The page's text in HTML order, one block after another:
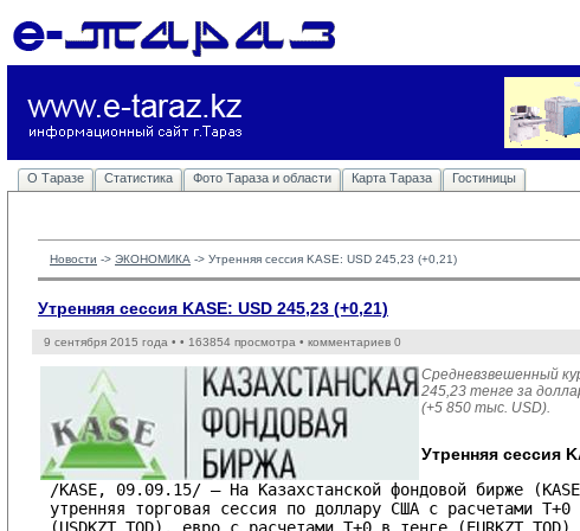
О Таразе Статистика Фото Тараза и области Карта Тараза Гостиницы
Новости -> ЭКОНОМИКА -> Утренняя сессия KASE: USD 245,23 (+0,21)
Утренняя сессия KASE: USD 245,23 (+0,21)
9 сентября 2015 года • • 163854 просмотра • комментариев 0
Средневзвешенный
245,23 тенге за
(+5 850 тыс. USD).
Утренняя сессия
/KASE, 09.09.15/ – На Казахстанской фондовой бирже
утренняя торговая сессия по доллару США с расчетами Т+0